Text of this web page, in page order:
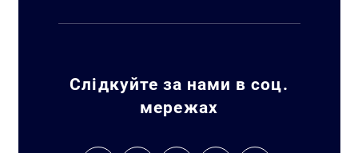
Слідкуйте за нами в соц.
мережах